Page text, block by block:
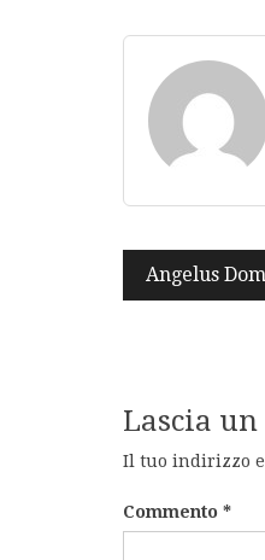
articoli
Angelus
Lascia
Il tuo indirizzo
Commento *